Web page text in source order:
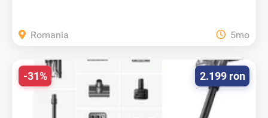
Romania 5mo
2.199 ron
-31%